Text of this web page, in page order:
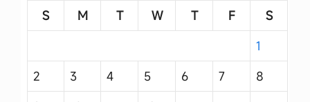
S
M T W T F
S
1
2
3 4 5 6 7
8